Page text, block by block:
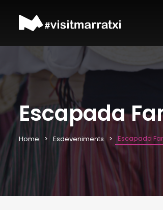
Escapada
Home Esdeveniments Escapada